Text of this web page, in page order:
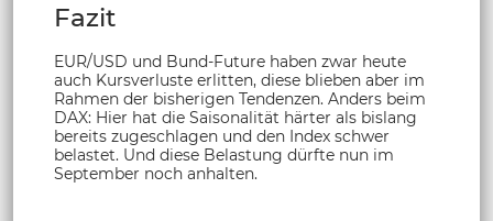
Fazit
EUR/USD und Bund-Future haben zwar heute
auch Kursverluste erlitten, diese blieben aber im
Rahmen der bisherigen Tendenzen. Anders beim
DAX: Hier hat die Saisonalität härter als bislang
bereits zugeschlagen und den Index schwer
belastet. Und diese Belastung dürfte nun im
September noch anhalten.